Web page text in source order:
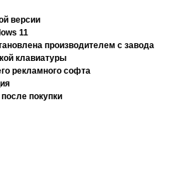
версии
11
производителем с завода
клавиатуры
рекламного софта
покупки